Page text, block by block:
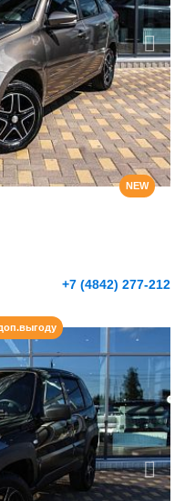
NEW
+7 (4842) 277-212